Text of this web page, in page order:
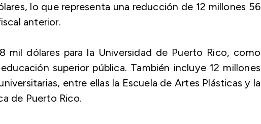
lo que representa una reducción de 12 millones 56
anterior.
mil dólares para la Universidad de Puerto Rico, como
superior pública. También incluye 12 millones
entre ellas la Escuela de Artes Plásticas y la
de Puerto Rico.